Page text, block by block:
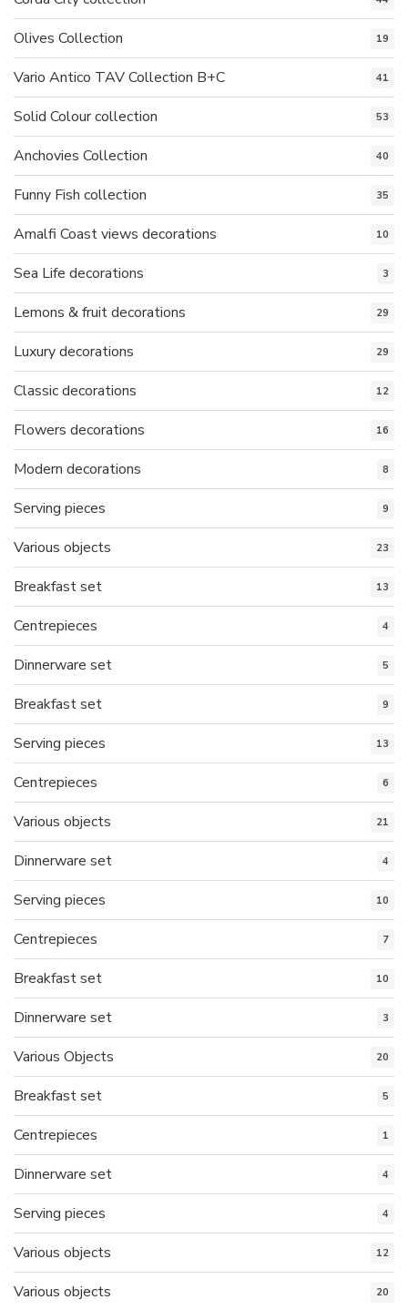
Olives Collection 19
Vario Antico TAV Collection B+C 41
Solid Colour collection 53
Anchovies Collection 40
Funny Fish collection 35
Amalfi Coast views decorations 10
Sea Life decorations 3
Lemons & fruit decorations 29
Luxury decorations 29
Classic decorations 12
Flowers decorations 16
Modern decorations 8
Serving pieces 9
Various objects 23
Breakfast set 13
Centrepieces 4
Dinnerware set 5
Breakfast set 9
Serving pieces 13
Centrepieces 6
Various objects 21
Dinnerware set 4
Serving pieces 10
Centrepieces 7
Breakfast set 10
Dinnerware set 3
Various Objects 20
Breakfast set 5
Centrepieces 1
Dinnerware set 4
Serving pieces 4
Various objects 12
Various objects 20